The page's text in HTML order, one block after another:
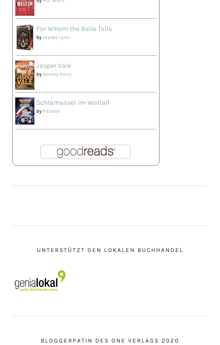
For Whom the Belle Tolls
byJaysea Lynn
Jasper Vale
by Devney Perry
Schlamassel im Weltall
by Paluten
UNTERSTÜTZT DEN LOKALEN BUCHHANDEL
BLOGGERPATIN DES ONE VERLAGS 2020